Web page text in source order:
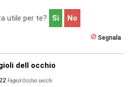
utile per te? Sì No
Segnala
dell occhio
Fagioli Occhio secchi